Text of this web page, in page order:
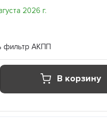
2026 г.
фильтр АКПП
В корзину